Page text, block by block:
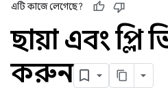
এটি কাজে লেগেছে?
ছায়া এবং ক্লিপ
করুন